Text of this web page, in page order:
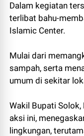
Dalam kegiatan
terlibat bahu-
Islamic Center.
Mulai dari
sampah, serta
umum di sekitar
Wakil Bupati
aksi ini,
lingkungan,